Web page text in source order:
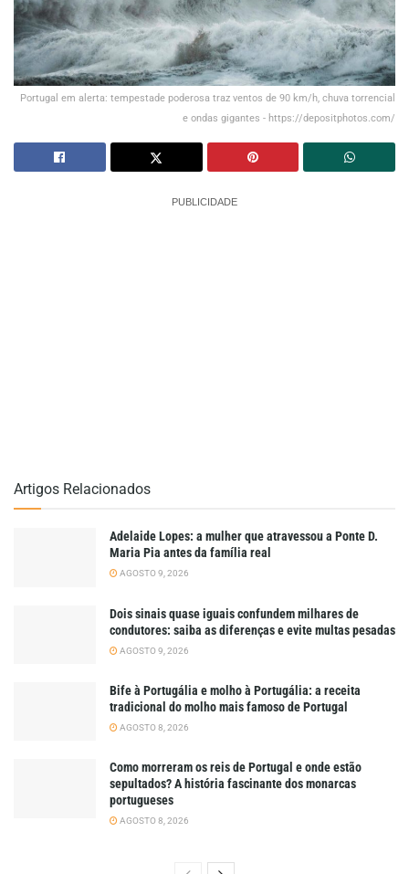
Portugal em alerta: tempestade poderosa traz ventos de 90 km/h, chuva torrencial
e ondas gigantes - https://depositphotos.com/
PUBLICIDADE
Artigos Relacionados
Adelaide Lopes: a mulher que atravessou a Ponte D.
Maria Pia antes da família real
AGOSTO 9, 2026
Dois sinais quase iguais confundem milhares de
condutores: saiba as diferenças e evite multas pesadas
AGOSTO 9, 2026
Bife à Portugália e molho à Portugália: a receita
tradicional do molho mais famoso de Portugal
AGOSTO 8, 2026
Como morreram os reis de Portugal e onde estão
sepultados? A história fascinante dos monarcas
portugueses
AGOSTO 8, 2026